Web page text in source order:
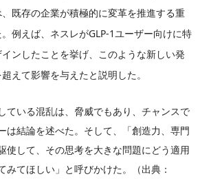
既存の企業が積極的に変革を推進する重
例えば、ネスレがGLP-1ユーザー向けに特
ンしたことを挙げ、このような新しい発
えて影響を与えたと説明した。
ている混乱は、脅威でもあり、チャンスで
は結論を述べた。そして、「創造力、専門
使して、その思考を大きな問題にどう適用
みてほしい」と呼びかけた。（出典：